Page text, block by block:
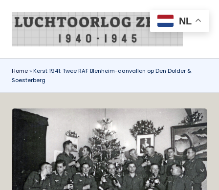
c
h
o
o
r
l
o
things
air
war
Zeist
1940-
Home»Kerst 1941: Twee RAF Blenheim-aanvallen op Den Dolder &
Soesterberg
NL